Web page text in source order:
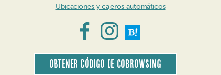
Ubicaciones y cajeros automáticos
Obtener código de CoBrowsing